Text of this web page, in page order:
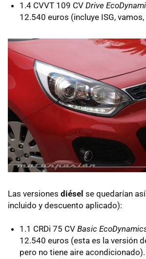
1.4 CVVT 109 CV Drive
12.540 euros (incluye ISG, vamos,
Las versiones diésel se quedarían
incluido y descuento aplicado):
1.1 CRDi 75 CV Basic
12.540 euros (esta es la versión
pero no tiene aire acondicionado).